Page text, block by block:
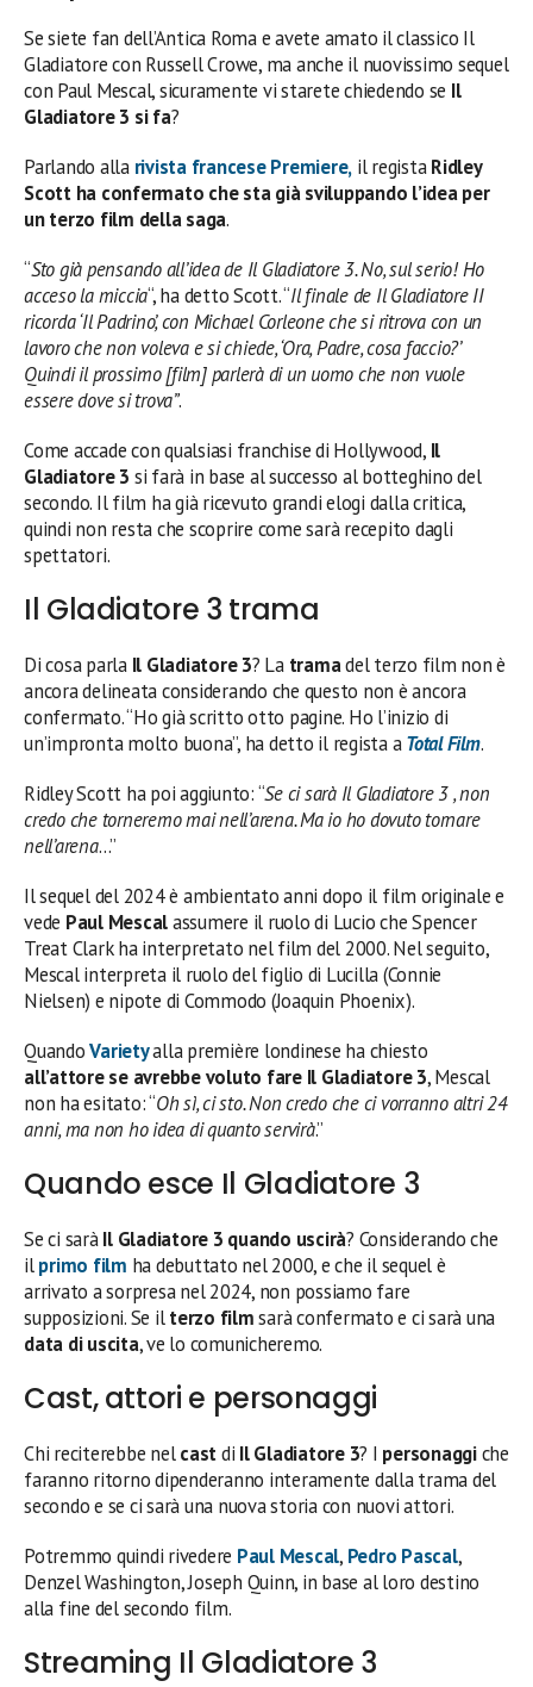
Se siete fan dell’Antica Roma e avete amato il classico Il
Gladiatore con Russell Crowe, ma anche il nuovissimo sequel
con Paul Mescal, sicuramente vi starete chiedendo se Il
Gladiatore 3 si fa?
Parlando alla rivista francese Premiere, il registaRidley
Scott ha confermato che sta già sviluppando l’idea per
un terzo film della saga.
“Sto già pensando all’idea de Il Gladiatore 3. No, sul serio! Ho
acceso la miccia“, ha detto Scott. “Il finale de Il Gladiatore II
ricorda ‘Il Padrino’, con Michael Corleone che si ritrova con un
lavoro che non voleva e si chiede, ‘Ora, Padre, cosa faccio?’
Quindi il prossimo [film] parlerà di un uomo che non vuole
essere dove si trova”.
Come accade con qualsiasi franchise di Hollywood, Il
Gladiatore 3 si farà in base al successo al botteghino del
secondo. Il film ha già ricevuto grandi elogi dalla critica,
quindi non resta che scoprire come sarà recepito dagli
spettatori.
Il Gladiatore 3 trama
Di cosa parla Il Gladiatore 3? La tramadel terzo film non è
ancora delineata considerando che questo non è ancora
confermato. “Ho già scritto otto pagine. Ho l’inizio di
un’impronta molto buona”, ha detto il regista aTotal Film.
Ridley Scott ha poi aggiunto: “Se ci sarà Il Gladiatore 3 , non
credo che torneremo mai nell’arena. Ma io ho dovuto tornare
nell’arena…”
Il sequel del 2024 è ambientato anni dopo il film originale e
vede Paul Mescalassumere il ruolo di Lucio che Spencer
Treat Clark ha interpretato nel film del 2000. Nel seguito,
Mescal interpreta il ruolo del figlio di Lucilla (Connie
Nielsen) e nipote di Commodo (Joaquin Phoenix).
QuandoVarietyalla première londinese ha chiesto
all’attore se avrebbe voluto fare Il Gladiatore 3, Mescal
non ha esitato: “Oh sì, ci sto. Non credo che ci vorranno altri 24
anni, ma non ho idea di quanto servirà.”
Quando esce Il Gladiatore 3
Se ci saràIl Gladiatore 3 quando uscirà? Considerando che
ilprimo film ha debuttato nel 2000, e che il sequel è
arrivato a sorpresa nel 2024, non possiamo fare
supposizioni. Se ilterzo filmsarà confermato e ci sarà una
data di uscita, ve lo comunicheremo.
Cast, attori e personaggi
Chi reciterebbe nelcastdi Il Gladiatore 3? I personaggiche
faranno ritorno dipenderanno interamente dalla trama del
secondo e se ci sarà una nuova storia con nuovi attori.
Potremmo quindi rivedere Paul Mescal, Pedro Pascal,
Denzel Washington, Joseph Quinn, in base al loro destino
alla fine del secondo film.
Streaming Il Gladiatore 3